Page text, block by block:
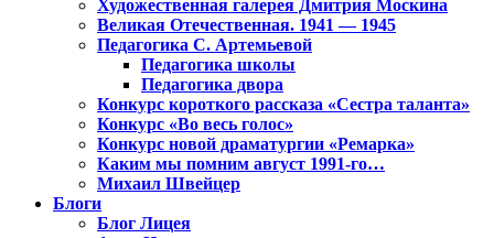
Художественная галерея Дмитрия Москина
Великая Отечественная. 1941 — 1945
Педагогика С. Артемьевой
Педагогика школы
Педагогика двора
Конкурс короткого рассказа «Сестра таланта»
Конкурс «Во весь голос»
Конкурс новой драматургии «Ремарка»
Каким мы помним август 1991-го…
Михаил Швейцер
Блоги
Блог Лицея